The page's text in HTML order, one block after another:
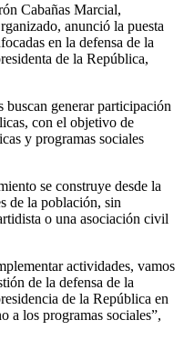
Cabañas Marcial,
anunció la puesta
en la defensa de la
de la República,
buscan generar participación
con el objetivo de
y programas sociales
se construye desde la
de la población, sin
o una asociación civil
actividades, vamos
de la defensa de la
de la República en
a los programas sociales”,